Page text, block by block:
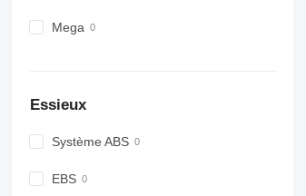
Mega
Essieux
Système ABS
EBS